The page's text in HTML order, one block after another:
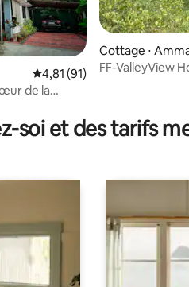
: 4,68 sur 5
Évaluation moyenne sur la
4,81 (91)
de la
Cottage ⋅
FF-ValleyView
soi et des tarifs